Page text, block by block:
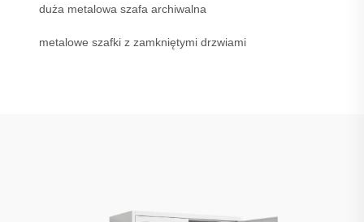
duża metalowa szafa archiwalna
metalowe szafki z zamkniętymi drzwiami